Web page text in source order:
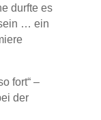
durfte es
… ein
fort“ –
der